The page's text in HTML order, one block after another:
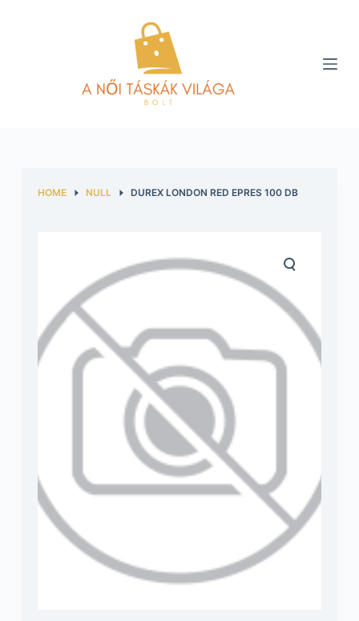
HOME NULL DUREX LONDON RED EPRES 100 DB